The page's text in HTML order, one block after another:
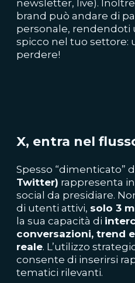
newsletter, live).
brand può andare di
personale, rendendoti
spicco nel tuo settore:
perdere!
X, entra nel
Spesso “dimenticato”
Twitter) rappresenta
social da presidiare.
di utenti attivi, solo 3
la sua capacità di i
conversazioni, trend
reale. L’utilizzo
consente di inserirsi
tematici rilevanti.